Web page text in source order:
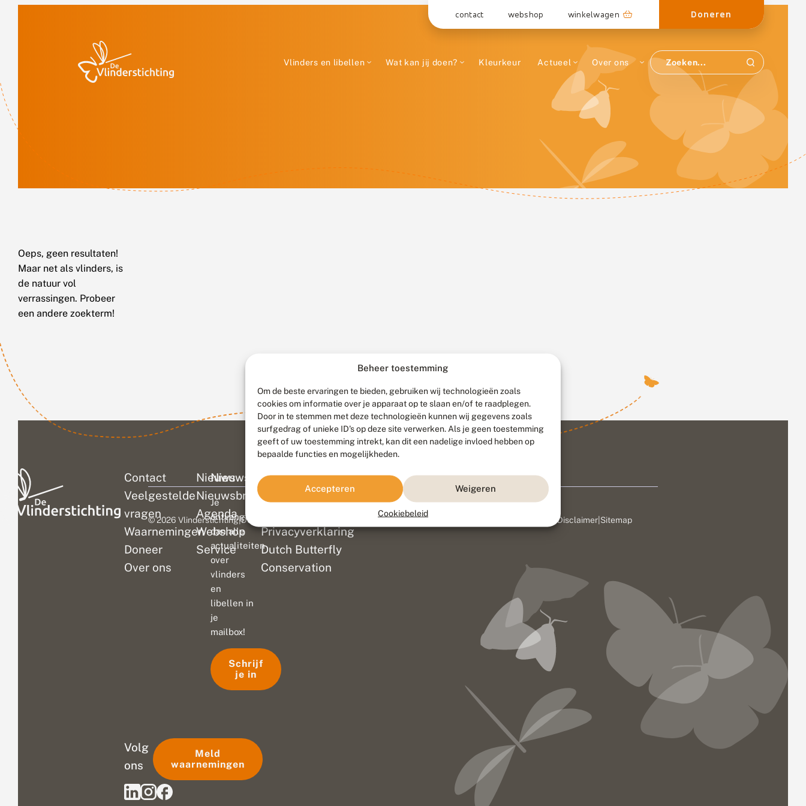
Beheer toestemming
Om de beste ervaringen te bieden, gebruiken wij technologieën zoals
cookies om informatie over je apparaat op te slaan en/of te raadplegen.
Door in te stemmen met deze technologieën kunnen wij gegevens zoals
surfgedrag of unieke ID's op deze site verwerken. Als je geen toestemming
geeft of uw toestemming intrekt, kan dit een nadelige invloed hebben op
bepaalde functies en mogelijkheden.
Accepteren Weigeren
Cookiebeleid
contact webshop winkelwagen Doneren
Vlinders en libellen Wat kan jij doen? Kleurkeur Actueel Over ons
Oeps, geen resultaten!
Maar net als vlinders, is
de natuur vol
verrassingen. Probeer
een andere zoekterm!
Contact
Veelgestelde
vragen
Waarnemingen
Doneer
Over ons
Nieuws
Nieuwsbrief
Agenda
Webshop
Service
Colofon
Disclaimer
Privacyverklaring
Dutch Butterfly
Conservation
Nieuwsbrief
Je
ontvangt
dan alle
actualiteiten
over
vlinders
en
libellen in
je
mailbox!
Schrijf
je in
Volg
ons
Meld
waarnemingen
© 2026 Vlinderstichting|Duurzaam ontwikkeld door Go2People, ontworpen door Disclaimer Sitemap